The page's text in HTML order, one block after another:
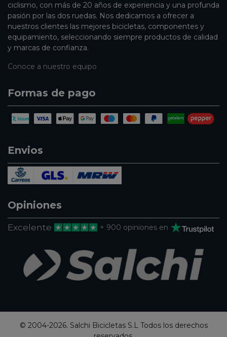
ciclismo, con más de 20 años de experiencia y una profunda
pasión por las dos ruedas. Nos dedicamos a ofrecer a
nuestros clientes las mejores bicicletas, componentes y
equipamiento, seleccionando siempre productos de calidad
y marcas de confianza.
Conoce a nuestro equipo
Formas de pago
Envios
Opiniones
Excelente + 900 opiniones en
© 2004-2026. Salchi Bicicletas S.L Todos los derechos